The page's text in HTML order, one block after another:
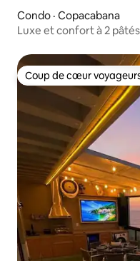
Condo · Copacabana
Luxe et confort à 2
Coup de cœur
Coup de cœur